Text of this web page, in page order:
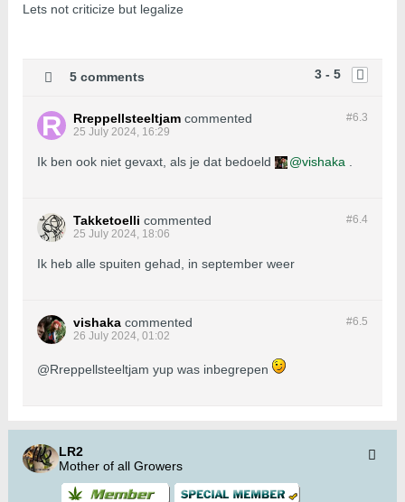
Lets not criticize but legalize
3 - 5
5 comments
#6.3
Rreppellsteeltjam commented
25 July 2024, 16:29
Ik ben ook niet gevaxt, als je dat bedoeld vishaka
#6.4
Takketoelli commented
25 July 2024, 18:06
Ik heb alle spuiten gehad, in september weer
#6.5
vishaka commented
26 July 2024, 01:02
@Rreppellsteeltjam yup was inbegrepen
LR2
Mother of all Growers